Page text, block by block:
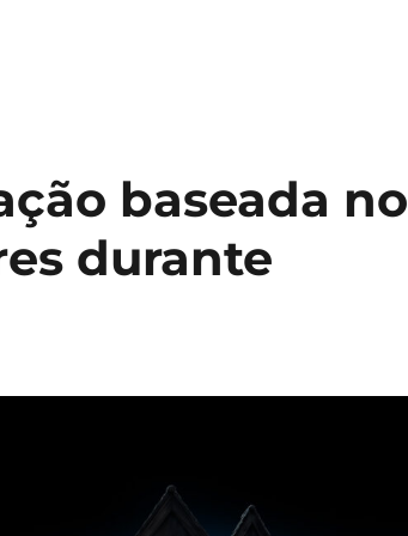
baseada no
durante